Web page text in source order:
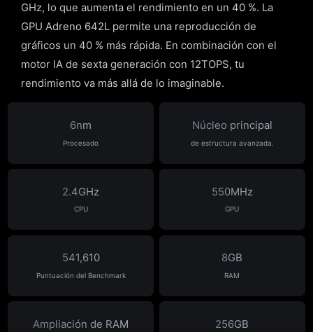
GHz, lo que aumenta el rendimiento en un 40 %. La
GPU Adreno 642L permite una reproducción de
gráficos un 40 % más rápida. En combinación con el
motor IA de sexta generación con 12TOPS, tu
rendimiento va más allá de lo imaginable.
6nm
Procesado
Núcleo principal
de estructura avanzada.
2.4GHz
CPU
550MHz
GPU
541,610
Puntuación del Benchmark
8GB
RAM
Ampliación de RAM 256GB